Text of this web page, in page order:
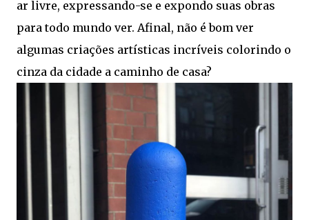
ar livre, expressando-se e expondo suas obras
para todo mundo ver. Afinal, não é bom ver
algumas criações artísticas incríveis colorindo o
cinza da cidade a caminho de casa?